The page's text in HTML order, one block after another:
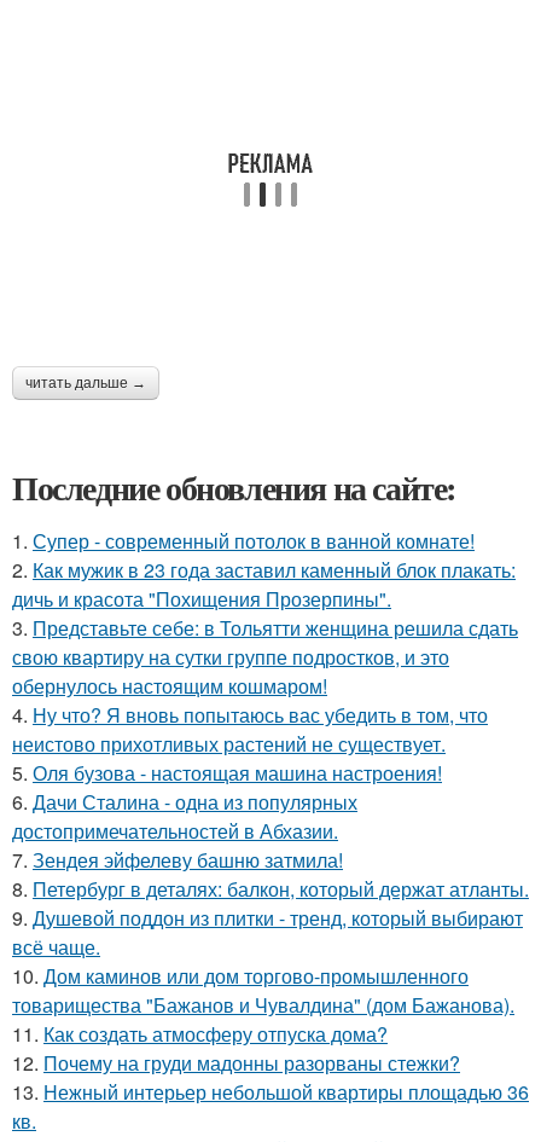
читать дальше →
Последние обновления на сайте:
1. Супер - современный потолок в ванной комнате!
2. Как мужик в 23 года заставил каменный блок плакать:
дичь и красота "Похищения Прозерпины".
3. Представьте себе: в Тольятти женщина решила сдать
свою квартиру на сутки группе подростков, и это
обернулось настоящим кошмаром!
4. Ну что? Я вновь попытаюсь вас убедить в том, что
неистово прихотливых растений не существует.
5. Оля бузова - настоящая машина настроения!
6. Дачи Сталина - одна из популярных
достопримечательностей в Абхазии.
7. Зендея эйфелеву башню затмила!
8. Петербург в деталях: балкон, который держат атланты.
9. Душевой поддон из плитки - тренд, который выбирают
всё чаще.
10. Дом каминов или дом торгово-промышленного
товарищества "Бажанов и Чувалдина" (дом Бажанова).
11. Как создать атмосферу отпуска дома?
12. Почему на груди мадонны разорваны стежки?
13. Нежный интерьер небольшой квартиры площадью 36
кв.